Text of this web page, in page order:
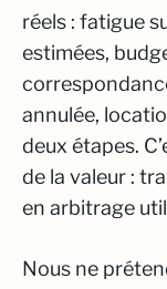
réels : fatigue
estimées,
annulée,
deux étapes.
de la valeur :
en arbitrage
Nous ne